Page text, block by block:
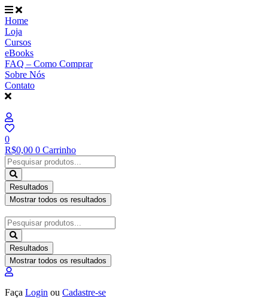
Ir
para
o
conteúdo
Home
Loja
Cursos
eBooks
FAQ – Como Comprar
Sobre Nós
Contato
0
R$0,00 0 Carrinho
Pesquisar
...
Resultados
Mostrar todos os resultados
Pesquisar
...
Resultados
Mostrar todos os resultados
Faça Login ou Cadastre-se